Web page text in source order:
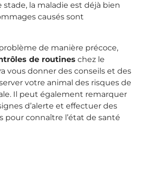
stade, la maladie est déjà bien
causés sont
de manière précoce,
de routines chez le
vous donner des conseils et des
votre animal des risques de
Il peut également remarquer
d’alerte et effectuer des
pour connaître l’état de santé